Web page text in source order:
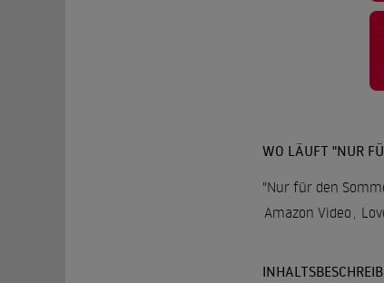
WO LÄUFT "NUR
"Nur für den
Amazon Video ,